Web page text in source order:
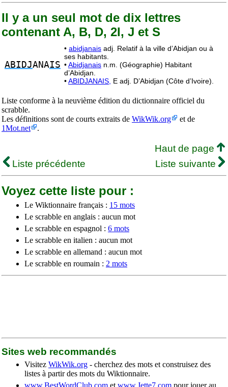
Il y a un seul mot de dix lettres
contenant A, B, D, 2I, J et S
ABIDJANAIS
• abidjanais adj. Relatif à la ville d’Abidjan ou à
ses habitants.
•Abidjanais n.m. (Géographie) Habitant
d’Abidjan.
•ABIDJANAIS, E adj. D’Abidjan (Côte d’Ivoire).
Liste conforme à la neuvième édition du dictionnaire officiel du
scrabble.
Les définitions sont de courts extraits de WikWik.org
et de
1Mot.net
.
Haut de page
Liste précédente
Liste suivante
Voyez cette liste pour :
Le Wiktionnaire français : 15 mots
Le scrabble en anglais : aucun mot
Le scrabble en espagnol : 6 mots
Le scrabble en italien : aucun mot
Le scrabble en allemand : aucun mot
Le scrabble en roumain : 2 mots
Sites web recommandés
Visitez WikWik.org - cherchez des mots et construisez des
listes à partir des mots du Wiktionnaire.
www.BestWordClub.com et www.Jette7.com pour jouer au